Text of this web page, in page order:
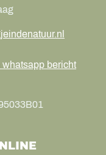
whatsapp bericht